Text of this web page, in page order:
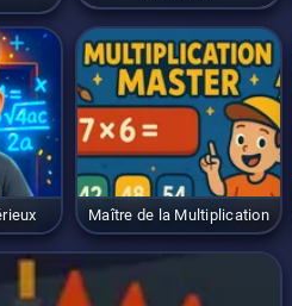
Maître de la Multiplication